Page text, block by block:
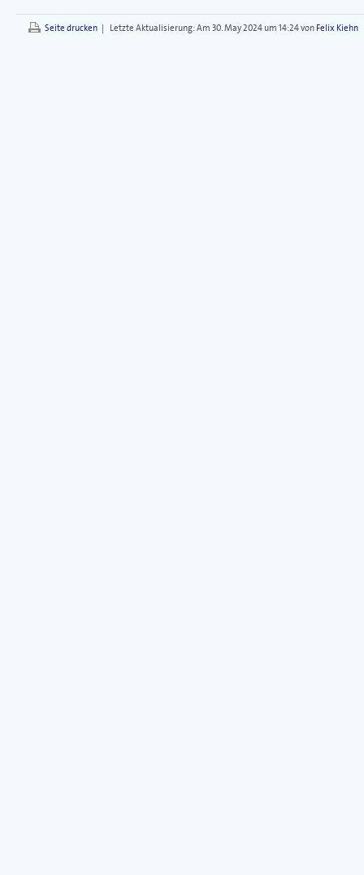
Seite drucken | Letzte Aktualisierung:Am 30. May 2024 um 14:24 von Felix Kiehn